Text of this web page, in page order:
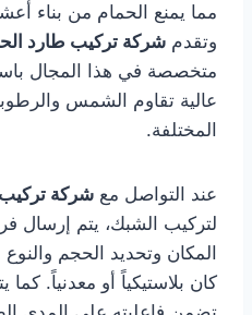
مما يمنع الحمام من بناء
وتقدم شركة تركيب طارد
متخصصة في هذا المجال
عالية تقاوم الشمس
المختلفة.
عند التواصل مع شركة
لتركيب الشبك، يتم إرسال
المكان وتحديد الحجم
كان بلاستيكياً أو معدنياً. كما